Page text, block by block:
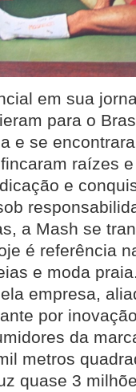
em sua
para o
e se
raízes
e
a Mash se
é referência
e moda
empresa,
por
da
metros
quase 3